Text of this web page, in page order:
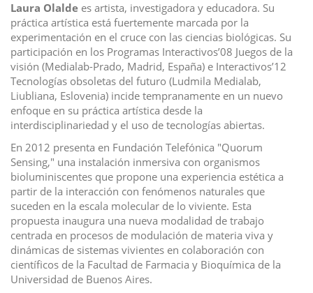
Laura Olalde es artista, investigadora y educadora. Su
práctica artística está fuertemente marcada por la
experimentación en el cruce con las ciencias biológicas. Su
participación en los Programas Interactivos’08 Juegos de la
visión (Medialab-Prado, Madrid, España) e Interactivos’12
Tecnologías obsoletas del futuro (Ludmila Medialab,
Liubliana, Eslovenia) incide tempranamente en un nuevo
enfoque en su práctica artística desde la
interdisciplinariedad y el uso de tecnologías abiertas.
En 2012 presenta en Fundación Telefónica "Quorum
Sensing," una instalación inmersiva con organismos
bioluminiscentes que propone una experiencia estética a
partir de la interacción con fenómenos naturales que
suceden en la escala molecular de lo viviente. Esta
propuesta inaugura una nueva modalidad de trabajo
centrada en procesos de modulación de materia viva y
dinámicas de sistemas vivientes en colaboración con
científicos de la Facultad de Farmacia y Bioquímica de la
Universidad de Buenos Aires.